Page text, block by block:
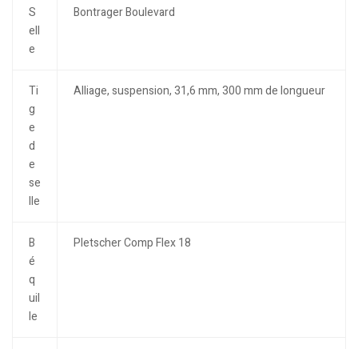
S
ell
e
Bontrager Boulevard
Ti
g
e
d
e
se
lle
Alliage, suspension, 31,6 mm, 300 mm de longueur
B
é
q
uil
le
Pletscher Comp Flex 18